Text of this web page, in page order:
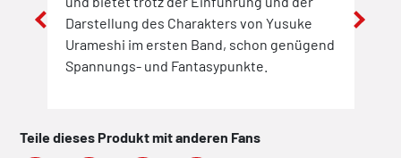
Darstellung des Charakters von Yusuke
Urameshi im ersten Band, schon genügend
Spannungs- und Fantasypunkte.
Teile dieses Produkt mit anderen Fans